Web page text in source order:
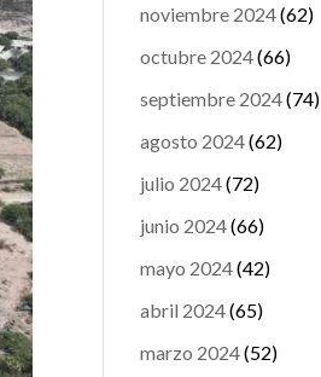
noviembre 2024(62)
octubre 2024(66)
septiembre 2024(74)
agosto 2024(62)
julio 2024(72)
junio 2024(66)
mayo 2024(42)
abril 2024(65)
marzo 2024(52)